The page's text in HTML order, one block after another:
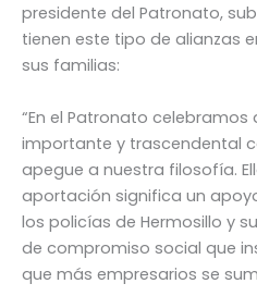
presidente del Patronato,
tienen este tipo de alianzas
sus familias:
“En el Patronato
importante y trascendental
apegue a nuestra filosofía.
aportación significa un
los policías de Hermosillo y
de compromiso social que
que más empresarios se